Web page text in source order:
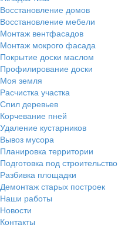
Восстановление домов
Восстановление мебели
Монтаж вентфасадов
Монтаж мокрого фасада
Покрытие доски маслом
Профилирование доски
Моя земля
Расчистка участка
Спил деревьев
Корчевание пней
Удаление кустарников
Вывоз мусора
Планировка территории
Подготовка под строительство
Разбивка площадки
Демонтаж старых построек
Наши работы
Новости
Контакты